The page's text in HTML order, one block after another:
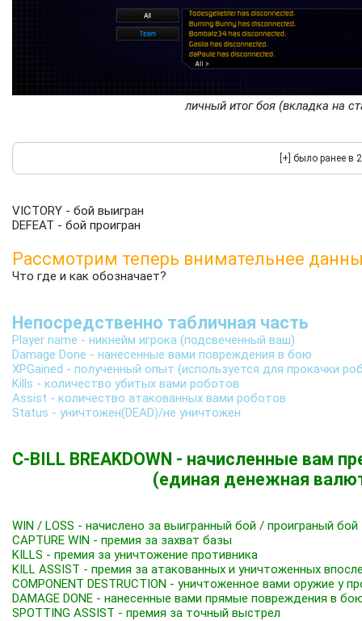
личный итог боя (вкладка на
VICTORY - бой выигран
DEFEAT - бой проигран
Рассмотрим теперь внимательнее
Что где и как обозначает?
Непосредственно табличная часть
Player name - никнейм игрока (подсвеченный ваш)
Damage Done - нанесенные вами повреждения в бою
XPGained - полученный опыт (используется для прокачки
Kills - количество убитых вами роботов
Assist - количество атакованных вами роботов
Status - уничтожен(DEAD)/не уничтожен
C-BILL BREAKDOWN - начисленные вам
(единая денежная
WIN / LOSS - начислено за выигранный бой / проиграный бой
CAPTURE WIN - премия за захват базы
KILLS - премия за уничтожение противника
KILL ASSIST - премия за атакованных и уничтоженных
COMPONENT DESTRUCTION - уничтоженное вами оружие у
DAMAGE DONE - нанесенные вами прямые повреждения в
SPOTTING ASSIST - премия за точный выстрел